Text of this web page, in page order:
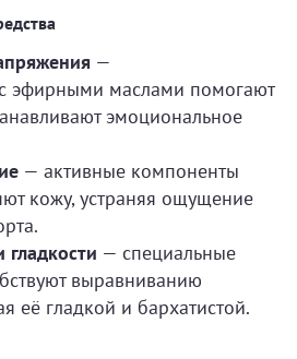
—
эфирными маслами помогают
эмоциональное
— активные компоненты
кожу, устраняя ощущение
— специальные
выравниванию
её гладкой и бархатистой.